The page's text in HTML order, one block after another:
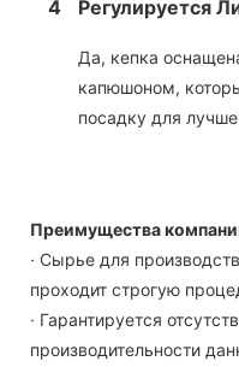
4 Регулируется
Да, кепка
капюшоном,
посадку для
Преимущества
· Сырье для
проходит строгую
· Гарантируется
производительности